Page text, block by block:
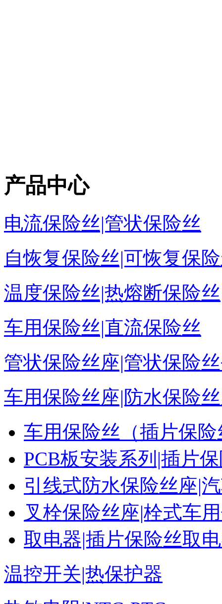
产品中心
电流保险丝|管状保险丝
自恢复保险丝|可恢复保
温度保险丝|热熔断保险丝
车用保险丝|直流保险丝
管状保险丝座|管状保险
车用保险丝座|防水保险
车用保险丝（插片保
PCB板安装系列|插片
引线式防水保险丝座|
叉栓保险丝座|栓式车
取电器|插片保险丝取
温控开关|热保护器